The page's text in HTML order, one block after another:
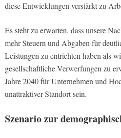
diese Entwicklungen verstärkt zu
Es steht zu erwarten, dass unsere
mehr Steuern und Abgaben für
Leistungen zu entrichten haben als
gesellschaftliche Verwerfungen zu
Jahre 2040 für Unternehmen und
unattraktiver Standort sein.
Szenario zur